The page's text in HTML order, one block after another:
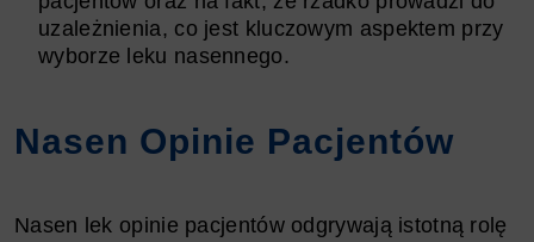
uzależnienia, co jest kluczowym aspektem przy
wyborze leku nasennego.
Nasen Opinie Pacjentów
Nasen lek opinie pacjentów odgrywają istotną rolę